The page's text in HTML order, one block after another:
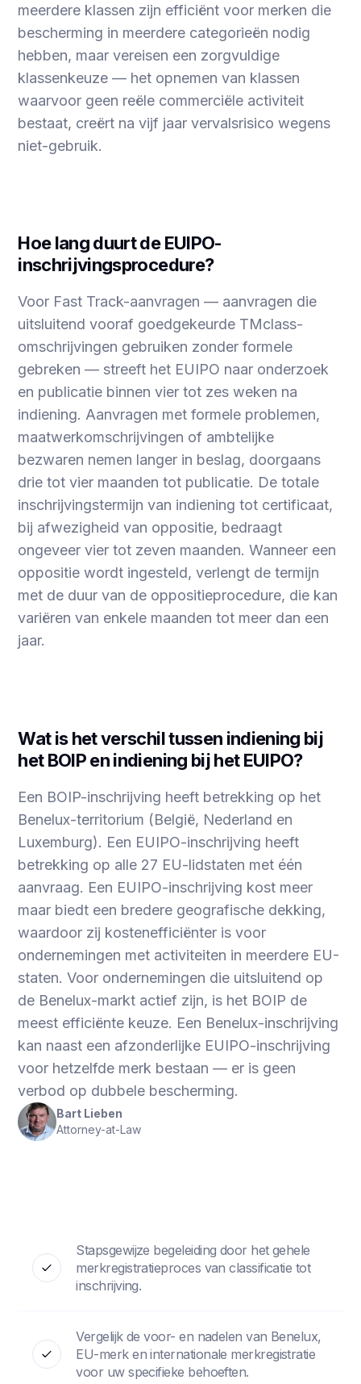
meerdere klassen zijn efficiënt voor merken die
bescherming in meerdere categorieën nodig
hebben, maar vereisen een zorgvuldige
klassenkeuze — het opnemen van klassen
waarvoor geen reële commerciële activiteit
bestaat, creërt na vijf jaar vervalsrisico wegens
niet-gebruik.
Hoe lang duurt de EUIPO-
inschrijvingsprocedure?
Voor Fast Track-aanvragen — aanvragen die
uitsluitend vooraf goedgekeurde TMclass-
omschrijvingen gebruiken zonder formele
gebreken — streeft het EUIPO naar onderzoek
en publicatie binnen vier tot zes weken na
indiening. Aanvragen met formele problemen,
maatwerkomschrijvingen of ambtelijke
bezwaren nemen langer in beslag, doorgaans
drie tot vier maanden tot publicatie. De totale
inschrijvingstermijn van indiening tot certificaat,
bij afwezigheid van oppositie, bedraagt
ongeveer vier tot zeven maanden. Wanneer een
oppositie wordt ingesteld, verlengt de termijn
met de duur van de oppositieprocedure, die kan
variëren van enkele maanden tot meer dan een
jaar.
Wat is het verschil tussen indiening bij
het BOIP en indiening bij het EUIPO?
Een BOIP-inschrijving heeft betrekking op het
Benelux-territorium (België, Nederland en
Luxemburg). Een EUIPO-inschrijving heeft
betrekking op alle 27 EU-lidstaten met één
aanvraag. Een EUIPO-inschrijving kost meer
maar biedt een bredere geografische dekking,
waardoor zij kostenefficiënter is voor
ondernemingen met activiteiten in meerdere EU-
staten. Voor ondernemingen die uitsluitend op
de Benelux-markt actief zijn, is het BOIP de
meest efficiënte keuze. Een Benelux-inschrijving
kan naast een afzonderlijke EUIPO-inschrijving
voor hetzelfde merk bestaan — er is geen
verbod op dubbele bescherming.
Bart Lieben
Attorney-at-Law
Stapsgewijze begeleiding door het gehele
merkregistratieproces van classificatie tot
inschrijving.
Vergelijk de voor- en nadelen van Benelux,
EU-merk en internationale merkregistratie
voor uw specifieke behoeften.